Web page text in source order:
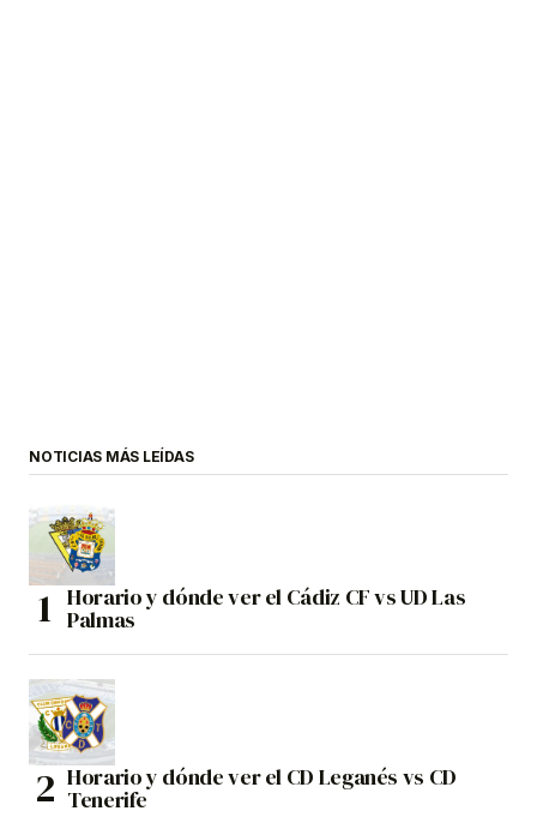
NOTICIAS MÁS LEÍDAS
Horario y dónde ver el Cádiz CF vs UD Las
Palmas
Horario y dónde ver el CD Leganés vs CD
Tenerife